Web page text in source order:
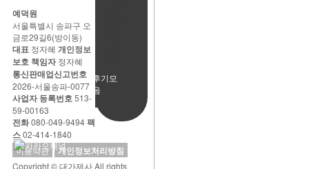
사용후기모
음
예덕원
서울특별시 송파구 오
금로29길6(방이동)
대표 정자혜 개인정보
보호 책임자정자혜
통신판매업신고번호
2026-서울송파-0077
사업자 등록번호513-
59-00163
전화080-049-9494팩
스02-414-1840
이용약관
개인정보처리방침
Copyright © 대가제사 All rights